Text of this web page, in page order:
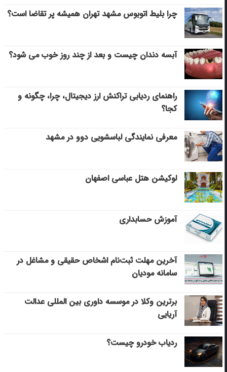
چرا بلیط اتوبوس مشهد تهران همیشه پر تقاضا است؟
آبسه دندان چیست و بعد از چند روز خوب می‌ شود؟
راهنمای ردیابی تراکنش ارز دیجیتال، چرا، چگونه و
کجا؟
معرفی نمایندگی لباسشویی دوو در مشهد
لوکیشن هتل عباسی اصفهان
آموزش حسابداری
آخرین مهلت ثبت‌نام اشخاص حقیقی و مشاغل در
سامانه مودیان
برترین وکلا در موسسه داوری بین المللی عدالت
آریایی
ردیاب خودرو چیست؟